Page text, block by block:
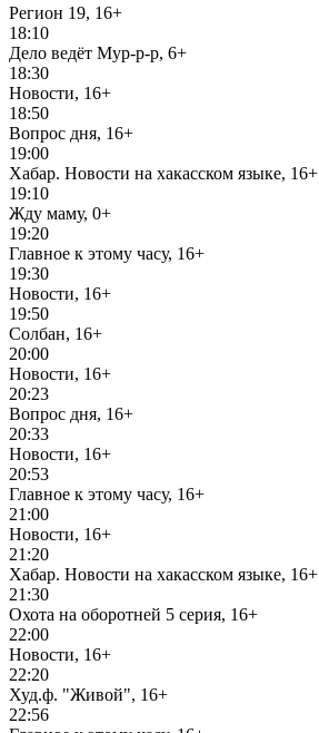
Регион 19, 16+
18:10
Дело ведёт Мур-р-р, 6+
18:30
Новости, 16+
18:50
Вопрос дня, 16+
19:00
Хабар. Новости на хакасском языке, 16+
19:10
Жду маму, 0+
19:20
Главное к этому часу, 16+
19:30
Новости, 16+
19:50
Солбан, 16+
20:00
Новости, 16+
20:23
Вопрос дня, 16+
20:33
Новости, 16+
20:53
Главное к этому часу, 16+
21:00
Новости, 16+
21:20
Хабар. Новости на хакасском языке, 16+
21:30
Охота на оборотней 5 серия, 16+
22:00
Новости, 16+
22:20
Худ.ф. "Живой", 16+
22:56